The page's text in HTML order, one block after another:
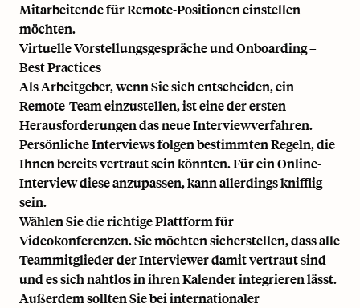
Mitarbeitende für Remote-Positionen einstellen
möchten.
Virtuelle Vorstellungsgespräche und Onboarding –
Best Practices
Als Arbeitgeber, wenn Sie sich entscheiden, ein
Remote-Team einzustellen, ist eine der ersten
Herausforderungen das neue Interviewverfahren.
Persönliche Interviews folgen bestimmten Regeln, die
Ihnen bereits vertraut sein könnten. Für ein Online-
Interview diese anzupassen, kann allerdings knifflig
sein.
Wählen Sie die richtige Plattform für
Videokonferenzen. Sie möchten sicherstellen, dass alle
Teammitglieder der Interviewer damit vertraut sind
und es sich nahtlos in ihren Kalender integrieren lässt.
Außerdem sollten Sie bei internationaler